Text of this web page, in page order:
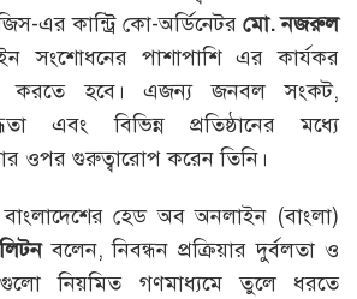
এর কান্ট্রি কো-অর্ডিনেটর মো. নজরুল
পাশাপাশি এর কার্যকর
করতে হবে। এজন্য জনবল সংকট,
এবং বিভিন্ন প্রতিষ্ঠানের মধ্যে
ওপর গুরুত্বারোপ করেন তিনি।
হেড অব অনলাইন (বাংলা)
বলেন, নিবন্ধন প্রক্রিয়ার দুর্বলতা ও
নিয়মিত গণমাধ্যমে তুলে ধরতে